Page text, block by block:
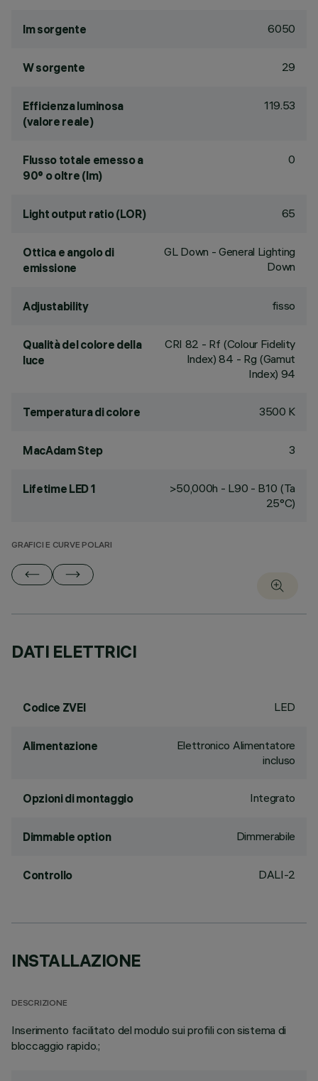
lm sorgente 6050
W sorgente 29
Efficienza luminosa
(valore reale)
119.53
Flusso totale emesso a
90° o oltre (lm)
0
Light output ratio (LOR) 65
Ottica e angolo di
emissione
GL Down - General Lighting
Down
Adjustability fisso
Qualità del colore della
luce
CRI 82 - Rf (Colour Fidelity
Index) 84 - Rg (Gamut
Index) 94
Temperatura di colore 3500 K
MacAdam Step 3
Lifetime LED 1
>50,000h - L90 - B10 (Ta
25°C)
GRAFICI E CURVE POLARI
DATI ELETTRICI
Codice ZVEI LED
Alimentazione
Elettronico Alimentatore
incluso
Opzioni di montaggio Integrato
Dimmable option Dimmerabile
Controllo DALI-2
INSTALLAZIONE
DESCRIZIONE
Inserimento facilitato del modulo sui profili con sistema di
bloccaggio rapido.;